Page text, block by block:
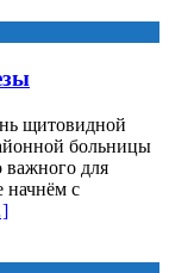
щитовидной
больницы
важного для
начнём с